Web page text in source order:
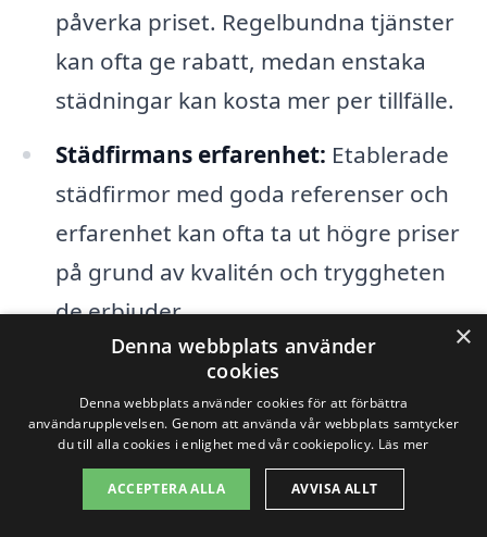
påverka priset. Regelbundna tjänster
kan ofta ge rabatt, medan enstaka
städningar kan kosta mer per tillfälle.
Städfirmans erfarenhet: Etablerade
städfirmor med goda referenser och
erfarenhet kan ofta ta ut högre priser
på grund av kvalitén och tryggheten
de erbjuder.
Geografiskt läge:Kostnader för
transport och logistik spelar också en
roll. Om städfirman har en kort
avstånd att resa till din kontorslokal i
×
Denna webbplats använder
cookies
Denna webbplats använder cookies för att förbättra
användarupplevelsen. Genom att använda vår webbplats samtycker
du till alla cookies i enlighet med vår cookiepolicy. Läs mer
ACCEPTERA ALLA AVVISA ALLT